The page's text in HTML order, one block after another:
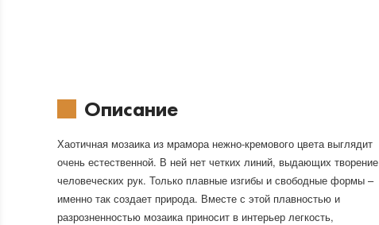
Описание
Хаотичная мозаика из мрамора нежно-кремового цвета выглядит
очень естественной. В ней нет четких линий, выдающих творение
человеческих рук. Только плавные изгибы и свободные формы –
именно так создает природа. Вместе с этой плавностью и
разрозненностью мозаика приносит в интерьер легкость,